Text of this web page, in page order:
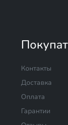
Контакты
Доставка
Оплата
Гарантии